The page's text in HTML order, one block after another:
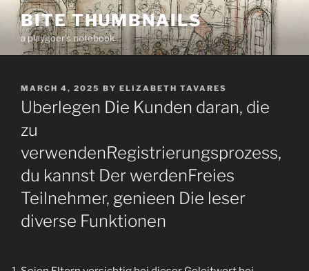
Skip
content
BITE THUMBNAILS
a playgoer's notebook
POSTED
ON
MARCH 4, 2025 BY ELIZABETH TAVARES
Uberlegen Die Kunden daran, die
zu
verwendenRegistrierungsprozess,
du kannst Der werdenFreies
Teilnehmer, genieen Die leser
diverse Funktionen